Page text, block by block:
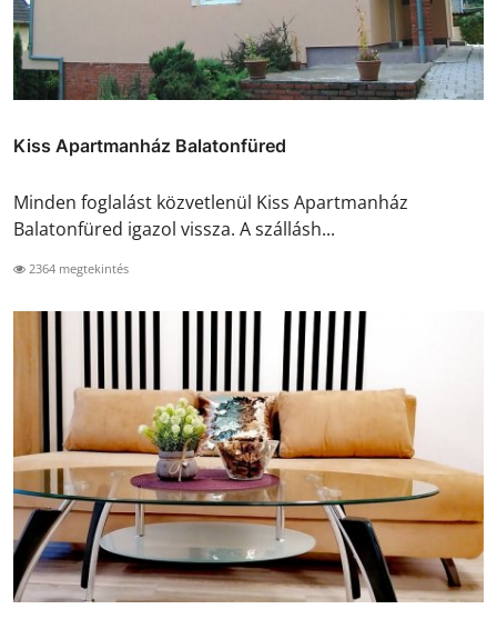
Kiss Apartmanház Balatonfüred
Minden foglalást közvetlenül Kiss Apartmanház
Balatonfüred igazol vissza. A szállásh...
2364 megtekintés